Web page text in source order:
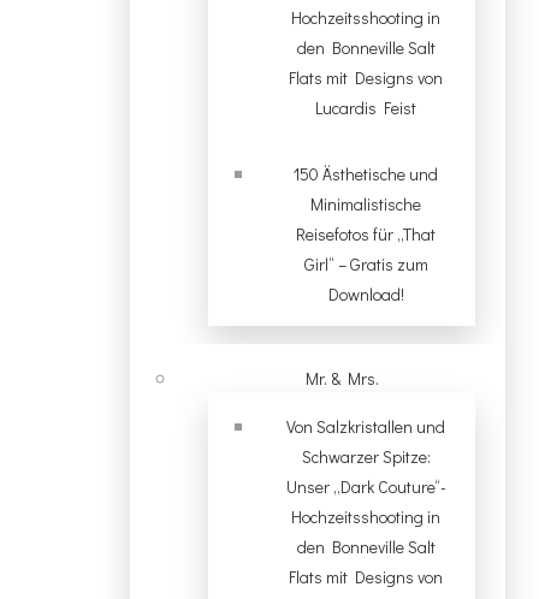
Hochzeitsshooting in
den Bonneville Salt
Flats mit Designs von
Lucardis Feist
150 Ästhetische und
Minimalistische
Reisefotos für „That
Girl“ – Gratis zum
Download!
Mr. & Mrs.
Von Salzkristallen und
Schwarzer Spitze:
Unser „Dark Couture“-
Hochzeitsshooting in
den Bonneville Salt
Flats mit Designs von